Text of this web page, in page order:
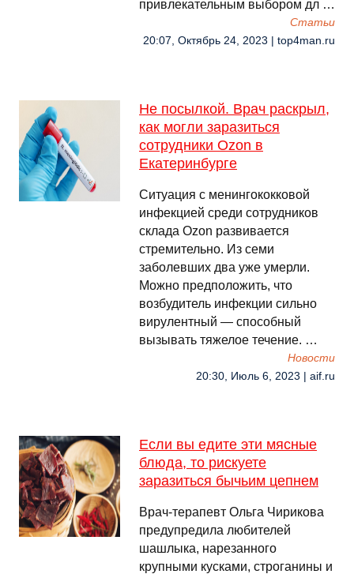
привлекательным выбором дл …
Cтатьи
20:07, Октябрь 24, 2023 | top4man.ru
Не посылкой. Врач раскрыл,
как могли заразиться
сотрудники Ozon в
Екатеринбурге
Ситуация с менингококковой
инфекцией среди сотрудников
склада Ozon развивается
стремительно. Из семи
заболевших два уже умерли.
Можно предположить, что
возбудитель инфекции сильно
вирулентный — способный
вызывать тяжелое течение. …
Новости
20:30, Июль 6, 2023 | aif.ru
Если вы едите эти мясные
блюда, то рискуете
заразиться бычьим цепнем
Врач-терапевт Ольга Чирикова
предупредила любителей
шашлыка, нарезанного
крупными кусками, строганины и